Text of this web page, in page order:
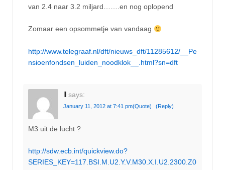
van 2.4 naar 3.2 miljard…….en nog oplopend
Zomaar een opsommetje van vandaag
http://www.telegraaf.nl/dft/nieuws_dft/11285612/__Pe
nsioenfondsen_luiden_noodklok__.html?sn=dft
ll says:
January 11, 2012 at 7:41 pm(Quote) (Reply)
M3 uit de lucht ?
http://sdw.ecb.int/quickview.do?
SERIES_KEY=117.BSI.M.U2.Y.V.M30.X.I.U2.2300.Z0